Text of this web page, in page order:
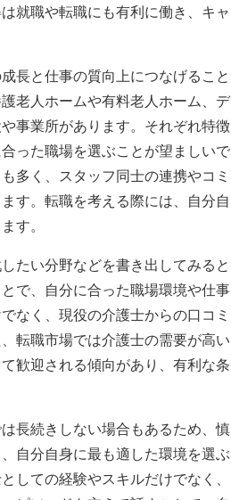
就職や転職にも有利に働き、キャ
長と仕事の質向上につなげること
老人ホームや有料老人ホーム、デ
事業所があります。それぞれ特徴
った職場を選ぶことが望ましいで
多く、スタッフ同士の連携やコミ
す。転職を考える際には、自分自
す。
たい分野などを書き出してみると
で、自分に合った職場環境や仕事
なく、現役の介護士からの口コミ
転職市場では介護士の需要が高い
歓迎される傾向があり、有利な条
長続きしない場合もあるため、慎
自分自身に最も適した環境を選ぶ
しての経験やスキルだけでなく、